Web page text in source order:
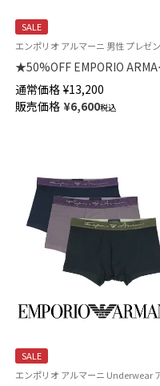
SALE
★50%OFF EMPORIO
ハーフパンツ WAFFLE
LOUNGEWEAR BERMUDA
SHORTS EUサイズ メンズ
通常価格 ¥13,200
販売価格 ¥6,600税込
SALE